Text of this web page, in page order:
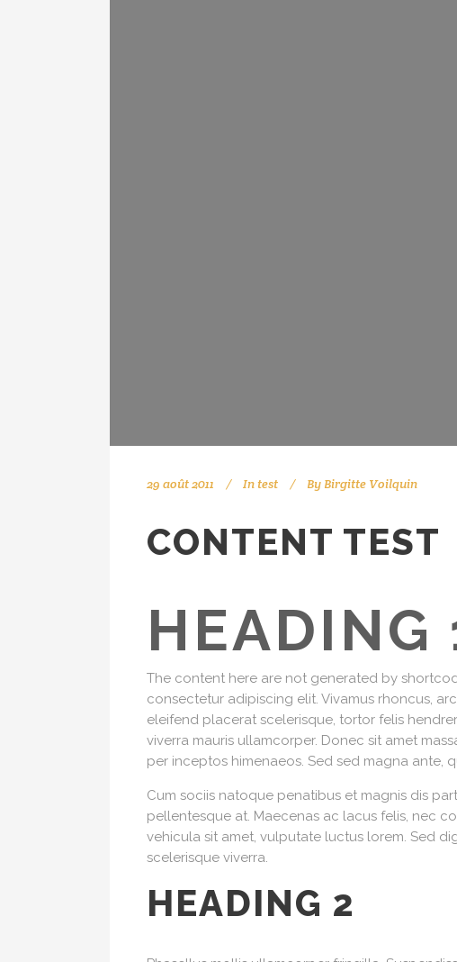
29 août 2011 Intest By Birgitte Voilquin
CONTENT TEST
HEADING
The content here are not generated by
consectetur adipiscing elit. Vivamus rhoncus,
eleifend placerat scelerisque, tortor felis
viverra mauris ullamcorper. Donec sit amet
per inceptos himenaeos. Sed sed magna ante,
Cum sociis natoque penatibus et magnis dis
pellentesque at. Maecenas ac lacus felis, nec
vehicula sit amet, vulputate luctus lorem. Sed
scelerisque viverra.
HEADING 2